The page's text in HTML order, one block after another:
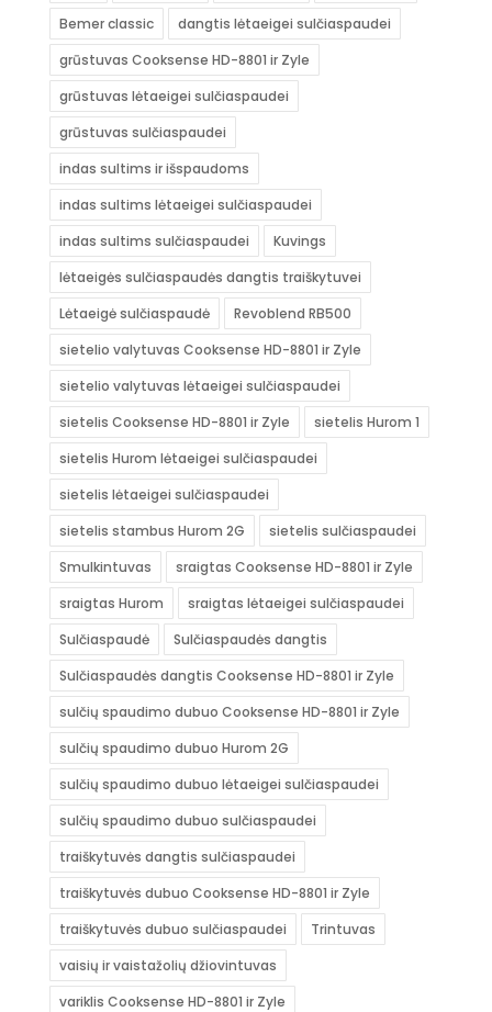
Bemer classic
dangtis lėtaeigei sulčiaspaudei
grūstuvas Cooksense HD-8801 ir Zyle
grūstuvas lėtaeigei sulčiaspaudei
grūstuvas sulčiaspaudei
indas sultims ir išspaudoms
indas sultims lėtaeigei sulčiaspaudei
indas sultims sulčiaspaudei
Kuvings
lėtaeigės sulčiaspaudės dangtis traiškytuvei
Lėtaeigė sulčiaspaudė
Revoblend RB500
sietelio valytuvas Cooksense HD-8801 ir Zyle
sietelio valytuvas lėtaeigei sulčiaspaudei
sietelis Cooksense HD-8801 ir Zyle
sietelis Hurom 1
sietelis Hurom lėtaeigei sulčiaspaudei
sietelis lėtaeigei sulčiaspaudei
sietelis stambus Hurom 2G
sietelis sulčiaspaudei
Smulkintuvas
sraigtas Cooksense HD-8801 ir Zyle
sraigtas Hurom
sraigtas lėtaeigei sulčiaspaudei
Sulčiaspaudė
Sulčiaspaudės dangtis
Sulčiaspaudės dangtis Cooksense HD-8801 ir Zyle
sulčių spaudimo dubuo Cooksense HD-8801 ir Zyle
sulčių spaudimo dubuo Hurom 2G
sulčių spaudimo dubuo lėtaeigei sulčiaspaudei
sulčių spaudimo dubuo sulčiaspaudei
traiškytuvės dangtis sulčiaspaudei
traiškytuvės dubuo Cooksense HD-8801 ir Zyle
traiškytuvės dubuo sulčiaspaudei
Trintuvas
vaisių ir vaistažolių džiovintuvas
variklis Cooksense HD-8801 ir Zyle